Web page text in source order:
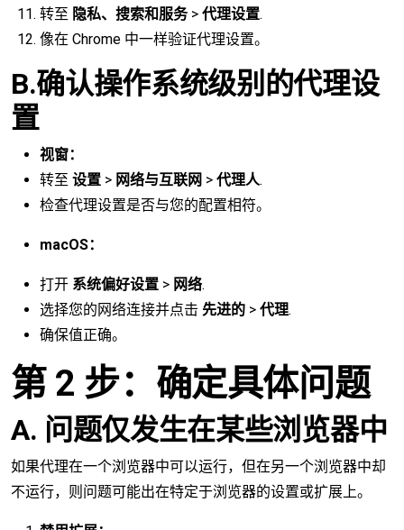
转至 隐私、搜索和服务> 代理设置.
像在 Chrome 中一样验证代理设置。
B.确认操作系统级别的代理设
置
视窗：
转至 设置 > 网络与互联网 > 代理人.
检查代理设置是否与您的配置相符。
macOS：
打开 系统偏好设置 > 网络.
选择您的网络连接并点击 先进的 > 代理.
确保值正确。
第 2 步：确定具体问题
A. 问题仅发生在某些浏览器中
如果代理在一个浏览器中可以运行，但在另一个浏览器中却
不运行，则问题可能出在特定于浏览器的设置或扩展上。